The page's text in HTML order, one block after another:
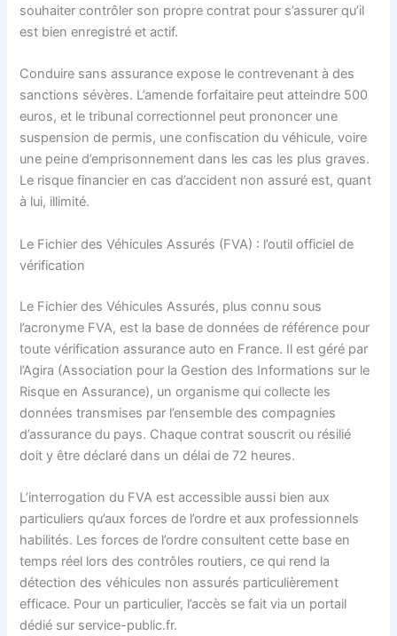
souhaiter contrôler son propre contrat pour s’assurer qu’il
est bien enregistré et actif.
Conduire sans assurance expose le contrevenant à des
sanctions sévères. L’amende forfaitaire peut atteindre 500
euros, et le tribunal correctionnel peut prononcer une
suspension de permis, une confiscation du véhicule, voire
une peine d’emprisonnement dans les cas les plus graves.
Le risque financier en cas d’accident non assuré est, quant
à lui, illimité.
Le Fichier des Véhicules Assurés (FVA) : l’outil officiel de
vérification
Le Fichier des Véhicules Assurés, plus connu sous
l’acronyme FVA, est la base de données de référence pour
toute vérification assurance auto en France. Il est géré par
l’Agira (Association pour la Gestion des Informations sur le
Risque en Assurance), un organisme qui collecte les
données transmises par l’ensemble des compagnies
d’assurance du pays. Chaque contrat souscrit ou résilié
doit y être déclaré dans un délai de 72 heures.
L’interrogation du FVA est accessible aussi bien aux
particuliers qu’aux forces de l’ordre et aux professionnels
habilités. Les forces de l’ordre consultent cette base en
temps réel lors des contrôles routiers, ce qui rend la
détection des véhicules non assurés particulièrement
efficace. Pour un particulier, l’accès se fait via un portail
dédié sur service-public.fr.